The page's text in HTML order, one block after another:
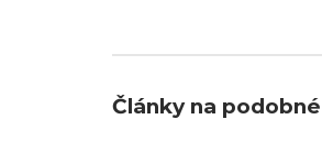
Články na